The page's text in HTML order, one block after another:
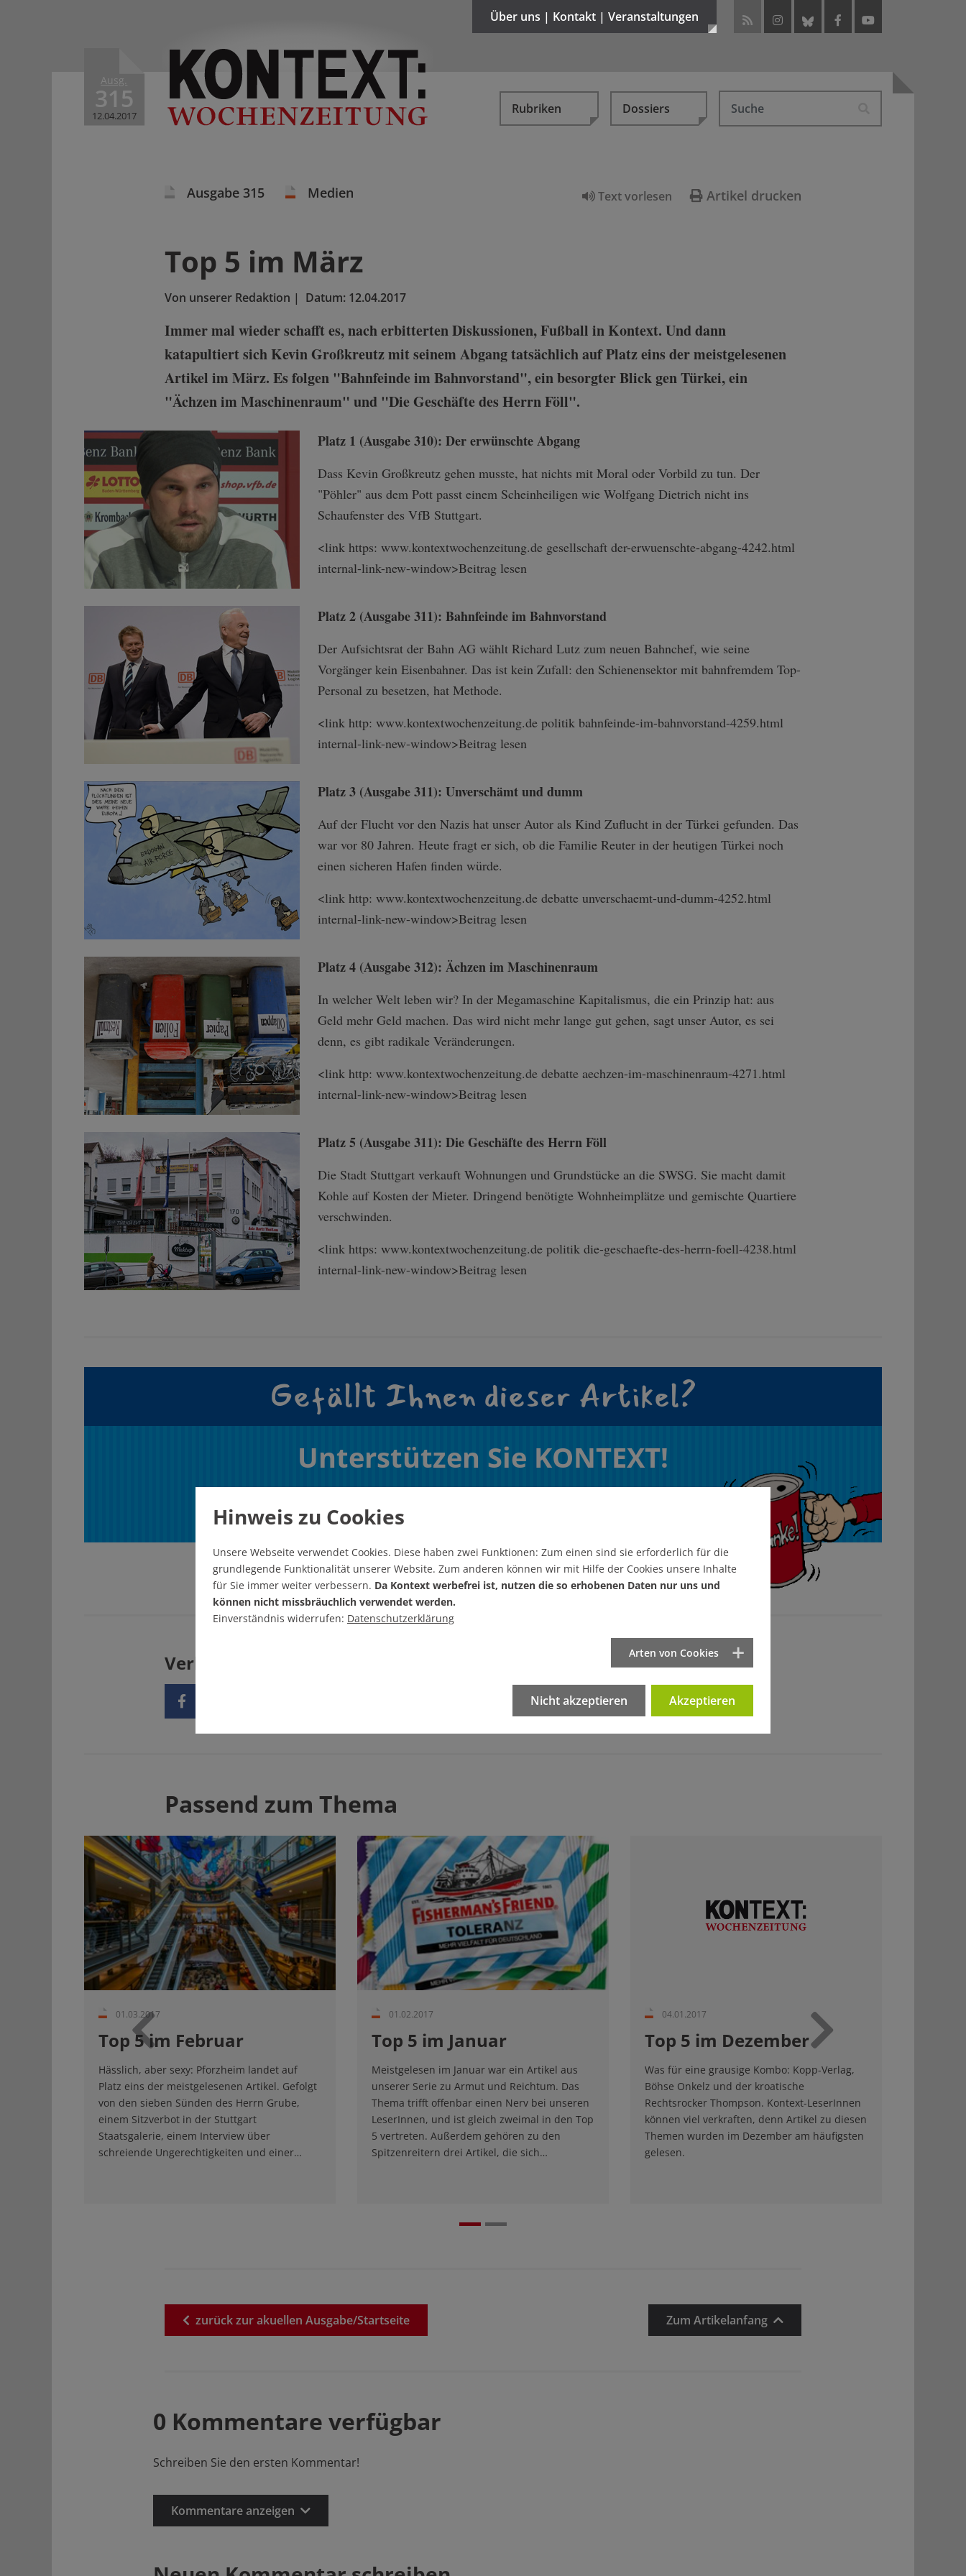
Ausg.
315
12.04.2017
Über uns | Kontakt | Veranstaltungen
Rubriken Dossiers
Text vorlesen Artikel drucken
Ausgabe 315 Medien
Top 5 im März
Von unserer Redaktion | Datum: 12.04.2017
Immer mal wieder schafft es, nach erbitterten Diskussionen, Fußball in Kontext. Und dann
katapultiert sich Kevin Großkreutz mit seinem Abgang tatsächlich auf Platz eins der meistgelesenen
Artikel im März. Es folgen "Bahnfeinde im Bahnvorstand", ein besorgter Blick gen Türkei, ein
"Ächzen im Maschinenraum" und "Die Geschäfte des Herrn Föll".
Platz 1 (Ausgabe 310): Der erwünschte Abgang
Dass Kevin Großkreutz gehen musste, hat nichts mit Moral oder Vorbild zu tun. Der
"Pöhler" aus dem Pott passt einem Scheinheiligen wie Wolfgang Dietrich nicht ins
Schaufenster des VfB Stuttgart.
<link https: www.kontextwochenzeitung.de gesellschaft der-erwuenschte­-abgang-4242.ht­ml
internal-link-n­ew-window>Beitr­ag lesen
Platz 2 (Ausgabe 311): Bahnfeinde im Bahnvorstand
Der Aufsichtsrat der Bahn AG wählt Richard Lutz zum neuen Bahnchef, wie seine
Vorgänger kein Eisenbahner. Das ist kein Zufall: den Schienensektor mit bahnfremdem Top-
Personal zu besetzen, hat Methode.
<link http: www.kontextwochenzeitung.de politik bahnfeinde-im-b­ahnvorstand-425­9.html
internal-link-n­ew-window>Beitr­ag lesen
Platz 3 (Ausgabe 311): Unverschämt und dumm
Auf der Flucht vor den Nazis hat unser Autor als Kind Zuflucht in der Türkei gefunden. Das
war vor 80 Jahren. Heute fragt er sich, ob die Familie Reuter in der heutigen Türkei noch
einen sicheren Hafen finden würde.
<link http: www.kontextwochenzeitung.de debatte unverschaemt-un­d-dumm-4252.htm­l
internal-link-n­ew-window>Beitr­ag lesen
Platz 4 (Ausgabe 312): Ächzen im Maschinenraum
In welcher Welt leben wir? In der Megamaschine Kapitalismus, die ein Prinzip hat: aus
Geld mehr Geld machen. Das wird nicht mehr lange gut gehen, sagt unser Autor, es sei
denn, es gibt radikale Veränderungen.
<link http: www.kontextwochenzeitung.de debatte aechzen-im-masc­hinenraum-4271.­html
internal-link-n­ew-window>Beitr­ag lesen
Platz 5 (Ausgabe 311): Die Geschäfte des Herrn Föll
Die Stadt Stuttgart verkauft Wohnungen und Grundstücke an die SWSG. Sie macht damit
Kohle auf Kosten der Mieter. Dringend benötigte Wohnheimplätze und gemischte Quartiere
verschwinden.
<link https: www.kontextwochenzeitung.de politik die-geschaefte-­des-herrn-foell­-4238.html
internal-link-n­ew-window>Beitr­ag lesen
Gefällt Ihnen dieser Artikel?
Unterstützen Sie KONTEXT!
Verbreiten Sie unseren Artikel
Passend zum Thema
01.03.2017
Top 5 im Februar
Hässlich, aber sexy: Pforzheim landet auf
Platz eins der meistgelesenen Artikel. Gefolgt
von den sieben Sünden des Herrn Grube,
einem Sitzverbot in der Stuttgart
Staatsgalerie, einem Interview über
schreiende Ungerechtigkeiten und einer…
01.02.2017
Top 5 im Januar
Meistgelesen im Januar war ein Artikel aus
unserer Serie zu Armut und Reichtum. Das
Thema trifft offenbar einen Nerv bei unseren
LeserInnen, und ist gleich zweimal in den Top
5 vertreten. Außerdem gehören zu den
Spitzenreitern drei Artikel, die sich…
04.01.2017
Top 5 im Dezember
Was für eine grausige Kombo: Kopp-Verlag,
Böhse Onkelz und der kroatische
Rechtsrocker Thompson. Kontext-LeserInnen
können viel verkraften, denn Artikel zu diesen
Themen wurden im Dezember am häufigsten
gelesen.
Zurück Weiter
zurückzurakuellen Ausgabe/Startseite Zum Artikelanfang
0 Kommentare verfügbar
Schreiben Sie den ersten Kommentar!
Kommentare anzeigen
Hinweis zu Cookies
Unsere Webseite verwendet Cookies. Diese haben zwei Funktionen: Zum einen sind sie erforderlich für die
grundlegende Funktionalität unserer Website. Zum anderen können wir mit Hilfe der Cookies unsere Inhalte
für Sie immer weiter verbessern. Da Kontext werbefrei ist, nutzen die so erhobenen Daten nur uns und
können nicht missbräuchlich verwendet werden.
Einverständnis widerrufen: Datenschutzerklärung
Arten von Cookies
Nicht akzeptieren Akzeptieren